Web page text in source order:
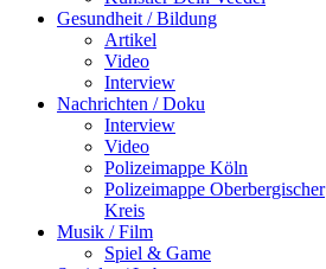
Gesundheit / Bildung
Artikel
Video
Interview
Nachrichten / Doku
Interview
Video
Polizeimappe Köln
Polizeimappe Oberbergischer
Kreis
Musik / Film
Spiel & Game